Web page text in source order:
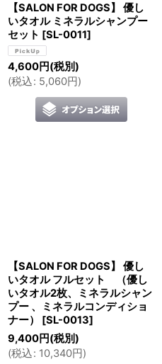
【SALON FOR DOGS】 優し
いタオル ミネラルシャンプー
セット [SL-0011]
4,600円(税別)
(税込: 5,060円)
【SALON FOR DOGS】 優し
いタオル フルセット （優し
いタオル2枚、ミネラルシャン
プー 、ミネラルコンディショ
ナー）
[SL-0013]
9,400円(税別)
(税込: 10,340円)